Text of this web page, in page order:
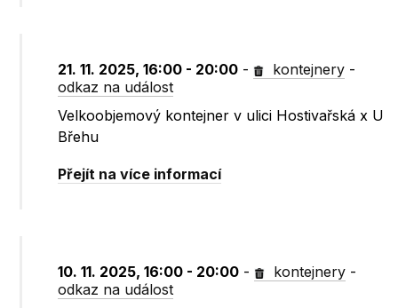
21. 11. 2025, 16:00 - 20:00 - kontejnery -
odkaz na událost
Velkoobjemový kontejner v ulici Hostivařská x U
Břehu
Přejít na více informací
10. 11. 2025, 16:00 - 20:00 - kontejnery -
odkaz na událost